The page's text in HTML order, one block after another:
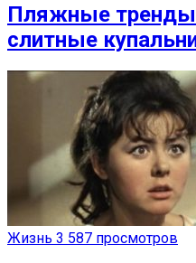
Пляжные
слитные
Жизнь 3 587 просмотров